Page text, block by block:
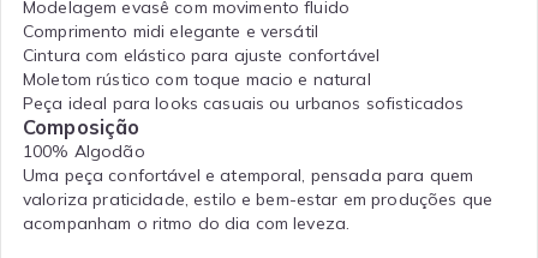
Modelagem evasê com movimento fluido
Comprimento midi elegante e versátil
Cintura com elástico para ajuste confortável
Moletom rústico com toque macio e natural
Peça ideal para looks casuais ou urbanos sofisticados
Composição
100% Algodão
Uma peça confortável e atemporal, pensada para quem
valoriza praticidade, estilo e bem-estar em produções que
acompanham o ritmo do dia com leveza.